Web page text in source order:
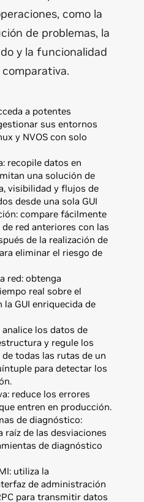
como la
de problemas, la
y la funcionalidad
a potentes
sus entornos
y NVOS con solo
recopile datos en
una solución de
visibilidad y flujos de
desde una sola GUI
compare fácilmente
red anteriores con las
de la realización de
eliminar el riesgo de
red: obtenga
real sobre el
GUI enriquecida de
los datos de
y regule los
todas las rutas de un
para detectar los
reduce los errores
entren en producción.
de diagnóstico:
raíz de las desviaciones
de diagnóstico
utiliza la
de administración
para transmitir datos